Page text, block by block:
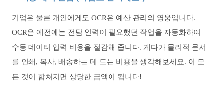
기업은 물론 개인에게도 OCR은 예산 관리의 영웅입니다.
OCR은 예전에는 전담 인력이 필요했던 작업을 자동화하여
수동 데이터 입력 비용을 절감해 줍니다. 게다가 물리적 문서
를 인쇄, 복사, 배송하는 데 드는 비용을 생각해보세요. 이 모
든 것이 합쳐지면 상당한 금액이 됩니다!